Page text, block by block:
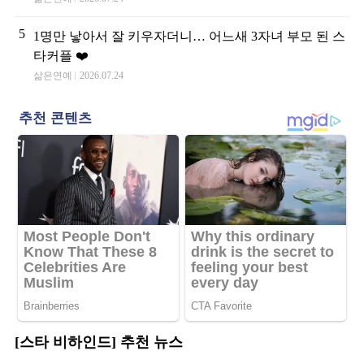
5
1명만 낳아서 잘 키우자더니… 어느새 3자녀 부모 된 스
타커플 ❤️
삶은연예 2026.07.24
[스타 비하인드] 추천 뉴스